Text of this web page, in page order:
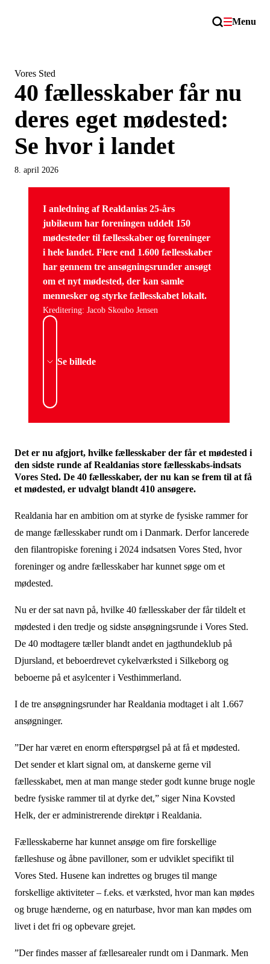
Menu
Vores Sted
40 fællesskaber får nu
deres eget mødested:
Se hvor i landet
8. april 2026
I anledning af Realdanias 25-års
jubilæum har foreningen uddelt 150
mødesteder til fællesskaber og foreninger
i hele landet. Flere end 1.600 fællesskaber
har gennem tre ansøgningsrunder ansøgt
om et nyt mødested, der kan samle
mennesker og styrke fællesskabet lokalt.
Kreditering: Jacob Skoubo Jensen
Se billede
Det er nu afgjort, hvilke fællesskaber der får et mødested i
den sidste runde af Realdanias store fællesskabs-indsats
Vores Sted. De 40 fællesskaber, der nu kan se frem til at få
et mødested, er udvalgt blandt 410 ansøgere.
Realdania har en ambition om at styrke de fysiske rammer for
de mange fællesskaber rundt om i Danmark. Derfor lancerede
den filantropiske forening i 2024 indsatsen Vores Sted, hvor
foreninger og andre fællesskaber har kunnet søge om et
mødested.
Nu er der sat navn på, hvilke 40 fællesskaber der får tildelt et
mødested i den tredje og sidste ansøgningsrunde i Vores Sted.
De 40 modtagere tæller blandt andet en jagthundeklub på
Djursland, et beboerdrevet cykelværksted i Silkeborg og
beboerne på et asylcenter i Vesthimmerland.
I de tre ansøgningsrunder har Realdania modtaget i alt 1.667
ansøgninger.
”Der har været en enorm efterspørgsel på at få et mødested.
Det sender et klart signal om, at danskerne gerne vil
fællesskabet, men at man mange steder godt kunne bruge nogle
bedre fysiske rammer til at dyrke det,” siger Nina Kovsted
Helk, der er administrerende direktør i Realdania.
Fællesskaberne har kunnet ansøge om fire forskellige
fælleshuse og åbne pavilloner, som er udviklet specifikt til
Vores Sted. Husene kan indrettes og bruges til mange
forskellige aktiviteter – f.eks. et værksted, hvor man kan mødes
og bruge hænderne, og en naturbase, hvor man kan mødes om
livet i det fri og opbevare grejet.
”Der findes masser af fællesarealer rundt om i Danmark. Men